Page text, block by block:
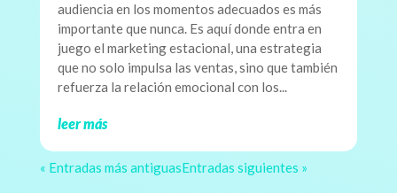
audiencia en los momentos adecuados es más
importante que nunca. Es aquí donde entra en
juego el marketing estacional, una estrategia
que no solo impulsa las ventas, sino que también
refuerza la relación emocional con los...
leer más
« Entradas más antiguasEntradas siguientes »